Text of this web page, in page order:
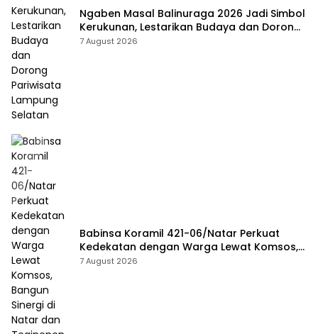
Ngaben Masal Balinuraga 2026 Jadi Simbol
Kerukunan, Lestarikan Budaya dan Dorong
Pariwisata Lampung Selatan
7 August 2026
Babinsa Koramil 421-06/Natar Perkuat
Kedekatan dengan Warga Lewat Komsos,
Bangun Sinergi di Natar dan Tegineneng
7 August 2026